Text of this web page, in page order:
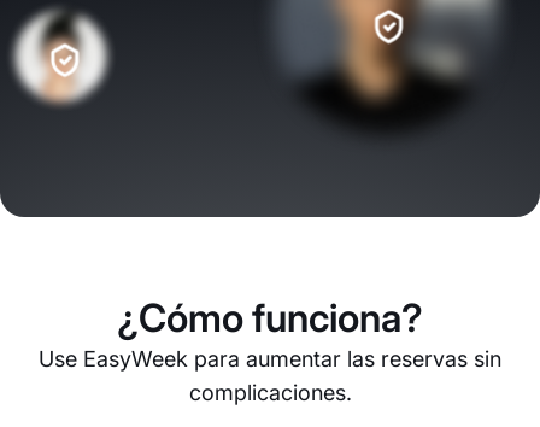
¿Cómo funciona?
Use EasyWeek para aumentar las reservas sin
complicaciones.